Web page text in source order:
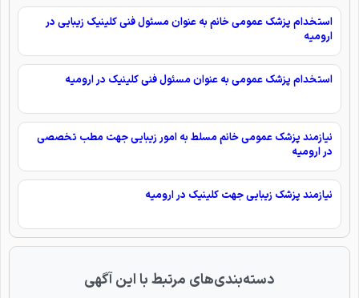
استخدام پزشک عمومی خانم به عنوان مسئول فنی کلینیک زیبایی در
ارومیه
استخدام پزشک عمومی به عنوان مسئول فنی کلینیک در ارومیه
نیازمند پزشک عمومی خانم مسلط به امور زیبایی جهت مطب تخصصی
در ارومیه
نیازمند پزشک زیبایی جهت کلینیک در ارومیه
دسته‌بندی‌های مرتبط با این آگهی